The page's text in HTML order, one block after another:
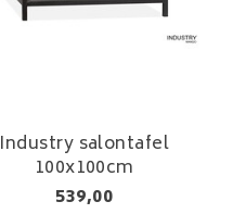
Industry salontafel
100x100cm
539,00